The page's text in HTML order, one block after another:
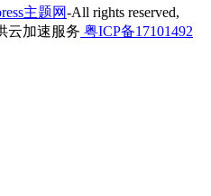
主题网-All rights reserved,
云加速服务 粤ICP备17101492